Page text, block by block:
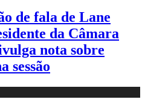
de fala de Lane
da Câmara
nota sobre
sessão